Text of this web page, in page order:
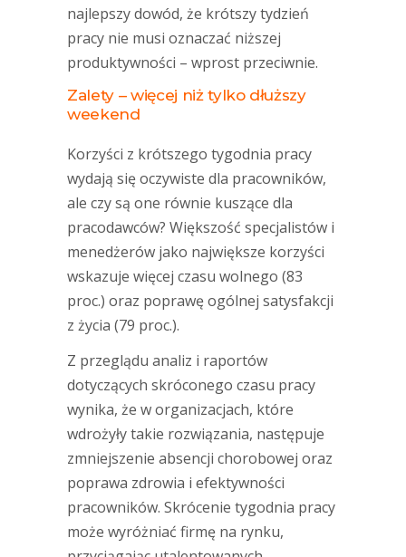
najlepszy dowód, że krótszy tydzień
pracy nie musi oznaczać niższej
produktywności – wprost przeciwnie.
Zalety – więcej niż tylko dłuższy
weekend
Korzyści z krótszego tygodnia pracy
wydają się oczywiste dla pracowników,
ale czy są one równie kuszące dla
pracodawców? Większość specjalistów i
menedżerów jako największe korzyści
wskazuje więcej czasu wolnego (83
proc.) oraz poprawę ogólnej satysfakcji
z życia (79 proc.).
Z przeglądu analiz i raportów
dotyczących skróconego czasu pracy
wynika, że w organizacjach, które
wdrożyły takie rozwiązania, następuje
zmniejszenie absencji chorobowej oraz
poprawa zdrowia i efektywności
pracowników. Skrócenie tygodnia pracy
może wyróżniać firmę na rynku,